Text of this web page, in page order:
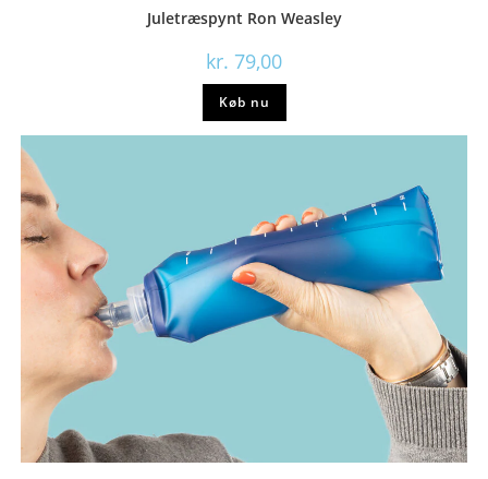
Juletræspynt Ron Weasley
kr. 79,00
Køb nu